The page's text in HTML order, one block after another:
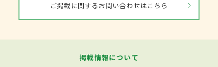
ご掲載に関するお問い合わせはこちら
掲載情報について